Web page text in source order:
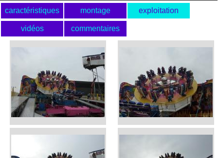
caractéristiques montage exploitation
vidéos commentaires